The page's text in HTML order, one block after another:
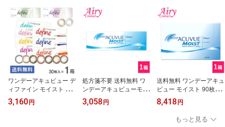
ワンデーアキュビュー デ
ィファイン モイスト 30
枚入 1箱 ジョンソン・エ
ンド・ジョンソン カラー
3,160円
処方箋不要 送料無料 ワ
ンデーアキュビューモイ
スト 30枚入 1箱 ジョン
ソン・エンド・ジョンソ
3,058円
送料無料 ワンデーアキュ
ビュー モイスト 90枚入
1箱 ジョンソン・エン
ド・ジョンソン acuvue
モイスト ワンデー UVカ
ット 1日使い捨て コンタ
8,418円
もっと見る